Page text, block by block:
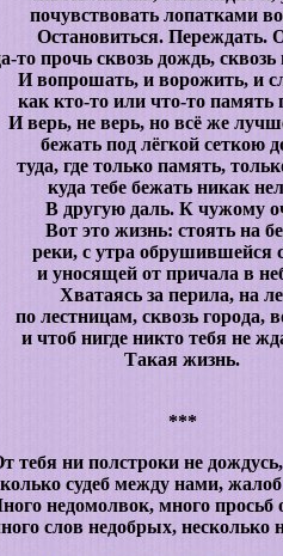
почувствовать лопатками
Остановиться. Переждать.
то прочь сквозь дождь,
И вопрошать, и ворожить, и
как кто-то или что-то память
И верь, не верь, но всё же
бежать под лёгкой сеткою
туда, где только память,
куда тебе бежать никак
В другую даль. К чужому
Вот это жизнь: стоять на
реки, с утра обрушившейся
и уносящей от причала в
Хватаясь за перила, на
по лестницам, сквозь города,
и чтоб нигде никто тебя не
Такая жизнь.
***
тебя ни полстроки не
судеб между нами,
недомолвок, много просьб
слов недобрых, несколько